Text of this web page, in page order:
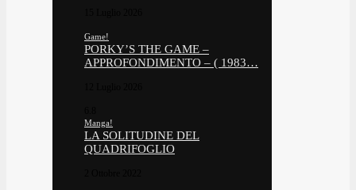
Game!
PORKY’S THE GAME –
APPROFONDIMENTO – ( 1983…
Manga!
LA SOLITUDINE DEL
QUADRIFOGLIO